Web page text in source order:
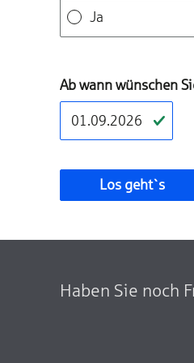
Ja
Ab wann wünschen
Los geht`s
Haben Sie noch